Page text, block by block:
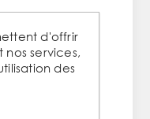
tous les 50-
d'offrir
nos services,
des